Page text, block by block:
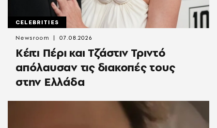
CELEBRITIES
Κέιτι Πέρι και Τζάστιν Τριντό
απόλαυσαν τις διακοπές τους
στην Ελλάδα
Newsroom 07.08.2026